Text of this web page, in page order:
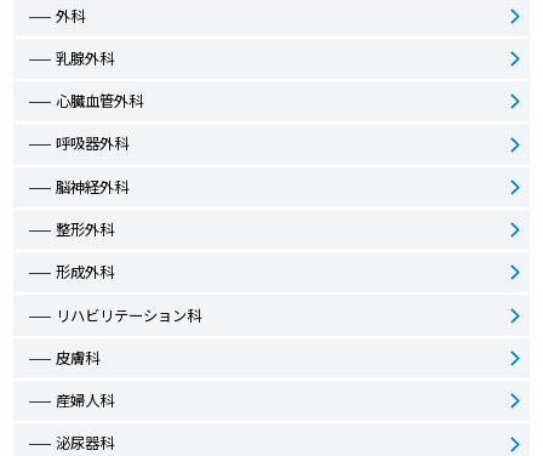
外科
乳腺外科
心臓血管外科
呼吸器外科
脳神経外科
整形外科
形成外科
リハビリテーション科
皮膚科
産婦人科
泌尿器科